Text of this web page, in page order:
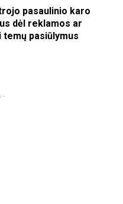
pasaulinio karo
dėl reklamos ar
pasiūlymus
-